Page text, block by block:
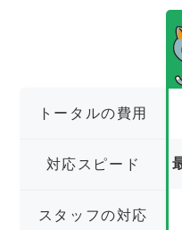
トータルの費用
対応スピード
スタッフの対応